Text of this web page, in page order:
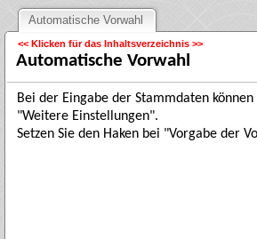
Automatische Vorwahl
<< Klicken für das Inhaltsverzeichnis >>
Automatische Vorwahl
Bei der Eingabe der Stammdaten
"Weitere Einstellungen".
Setzen Sie den Haken bei "Vorgabe der